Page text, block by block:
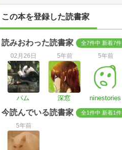
この本を登録した読書家
読みおわった読書家 全7件中 新着7件
02月26日
パム
5年前
深窓
5年前
ninestories
今読んでいる読書家 全1件中 新着1件
5年前